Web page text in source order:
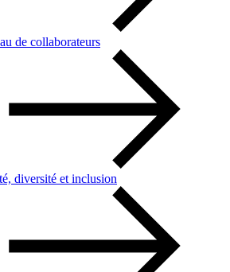
de collaborateurs
diversité et inclusion